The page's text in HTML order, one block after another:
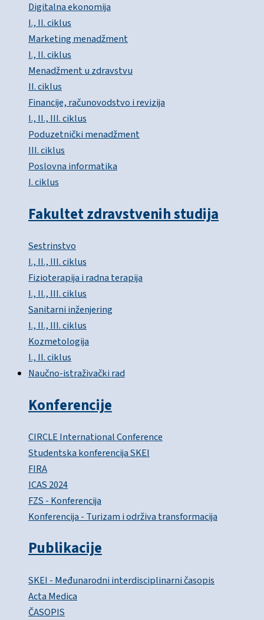
Digitalna ekonomija
I., II. ciklus
Marketing menadžment
I., II. ciklus
Menadžment u zdravstvu
II. ciklus
Financije, računovodstvo i revizija
I., II., III. ciklus
Poduzetnički menadžment
III. ciklus
Poslovna informatika
I. ciklus
Fakultet zdravstvenih studija
Sestrinstvo
I., II., III. ciklus
Fizioterapija i radna terapija
I., II., III. ciklus
Sanitarni inženjering
I., II., III. ciklus
Kozmetologija
I., II. ciklus
Naučno-istraživački rad
Konferencije
CIRCLE International Conference
Studentska konferencija SKEI
FIRA
ICAS 2024
FZS - Konferencija
Konferencija - Turizam i održiva transformacija
Publikacije
SKEI - Međunarodni interdisciplinarni časopis
Acta Medica
ČASOPIS